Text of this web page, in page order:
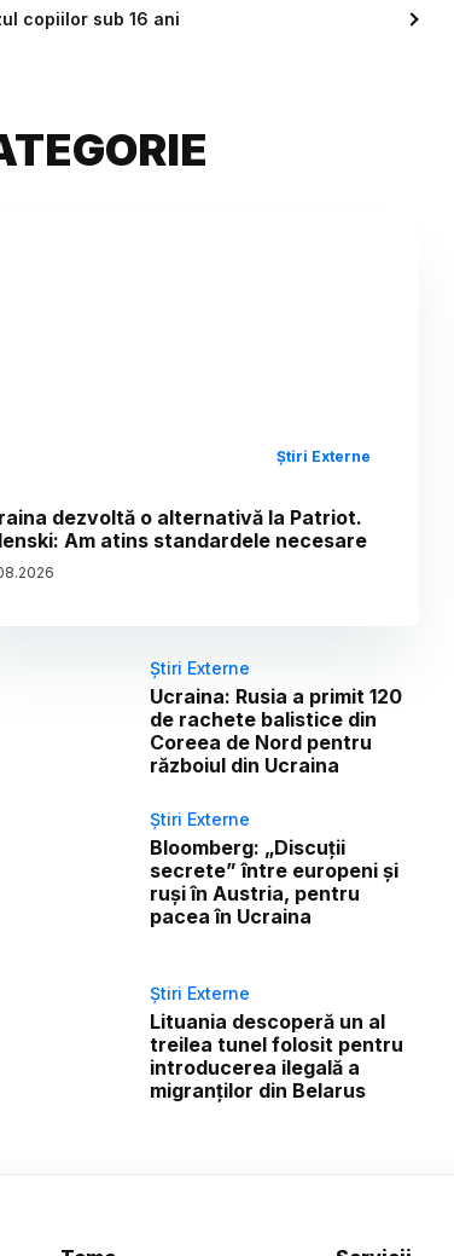
copiilor sub 16 ani
Știri Externe
dezvoltă o alternativă la Patriot.
Am atins standardele necesare
.2026
Știri Externe
Ucraina: Rusia a primit 120
de rachete balistice din
Coreea de Nord pentru
războiul din Ucraina
Știri Externe
Bloomberg: „Discuții
secrete” între europeni și
ruși în Austria, pentru
pacea în Ucraina
Știri Externe
Lituania descoperă un al
treilea tunel folosit pentru
introducerea ilegală a
migranților din Belarus